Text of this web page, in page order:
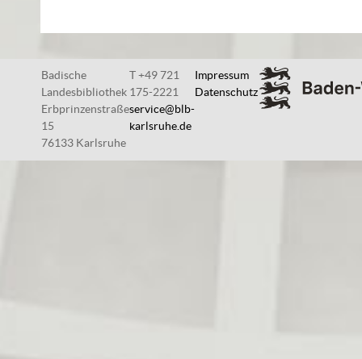
Badische
Landesbibliothek
Erbprinzenstraße
15
76133 Karlsruhe
T +49 721
175-2221
service@blb-
karlsruhe.de
Impressum
Datenschutz